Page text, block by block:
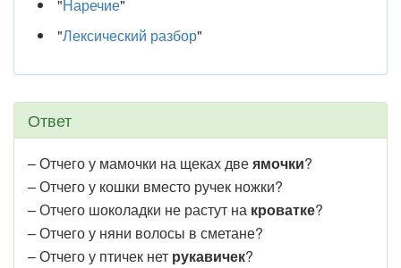
"Наречие"
"Лексический разбор"
Ответ
– Отчего у мамочки на щеках двеямочки?
– Отчего у кошки вместо ручек ножки?
– Отчего шоколадки не растут на кроватке?
– Отчего у няни волосы в сметане?
– Отчего у птичек нет рукавичек?